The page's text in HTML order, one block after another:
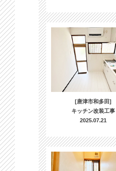
[唐津市和多田]
キッチン改装工事
2025.07.21